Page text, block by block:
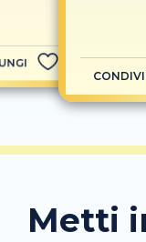
Metti